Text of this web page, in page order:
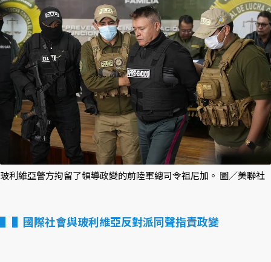
玻利維亞警方拘留了領導政變的前陸軍總司令祖尼加。 圖／美聯社
▌國際社會與玻利維亞反對派同聲指責政變